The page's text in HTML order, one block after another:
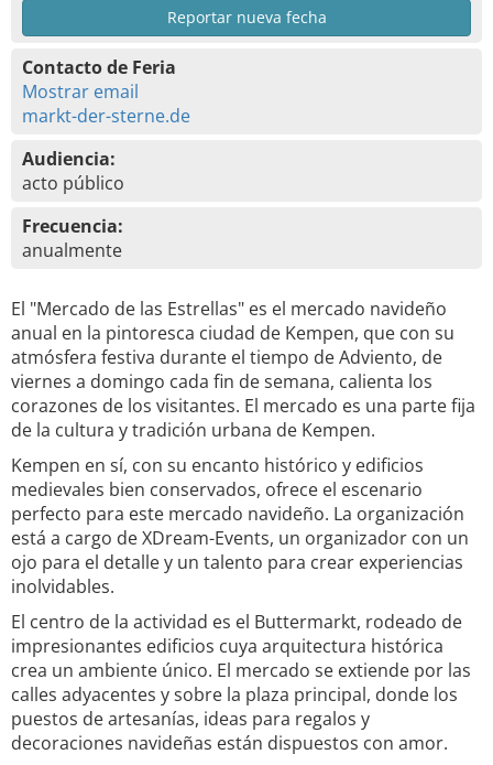
Reportar nueva fecha
Contacto de Feria
Mostrar email
markt-der-sterne.de
Audiencia:
acto público
Frecuencia:
anualmente
El "Mercado de las Estrellas" es el mercado navideño
anual en la pintoresca ciudad de Kempen, que con su
atmósfera festiva durante el tiempo de Adviento, de
viernes a domingo cada fin de semana, calienta los
corazones de los visitantes. El mercado es una parte fija
de la cultura y tradición urbana de Kempen.
Kempen en sí, con su encanto histórico y edificios
medievales bien conservados, ofrece el escenario
perfecto para este mercado navideño. La organización
está a cargo de XDream-Events, un organizador con un
ojo para el detalle y un talento para crear experiencias
inolvidables.
El centro de la actividad es el Buttermarkt, rodeado de
impresionantes edificios cuya arquitectura histórica
crea un ambiente único. El mercado se extiende por las
calles adyacentes y sobre la plaza principal, donde los
puestos de artesanías, ideas para regalos y
decoraciones navideñas están dispuestos con amor.